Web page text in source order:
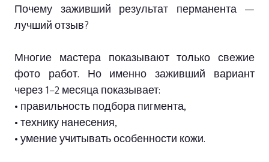
Почему заживший результат перманента —
лучший отзыв?
Многие мастера показывают только свежие
фото работ. Но именно заживший вариант
через 1–2 месяца показывает:
• правильность подбора пигмента,
• технику нанесения,
• умение учитывать особенности кожи.